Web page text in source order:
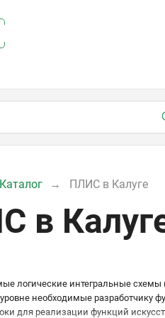
Каталог ПЛИС в Калуге
в
логические интегральные
необходимые разработчику
для реализации функций